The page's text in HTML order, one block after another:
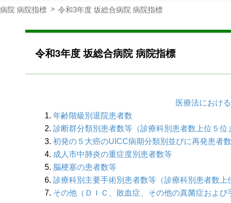
院 病院指標 令和3年度 坂総合病院 病院指標
令和3年度 坂総合病院 病院指標
医療法におけ
年齢階級別退院患者数
診断群分類別患者数等（診療科別患者数上位５位
初発の５大癌のUICC病期分類別並びに再発患者数
成人市中肺炎の重症度別患者数等
脳梗塞の患者数等
診療科別主要手術別患者数等（診療科別患者数上
その他（ＤＩＣ、敗血症、その他の真菌症および